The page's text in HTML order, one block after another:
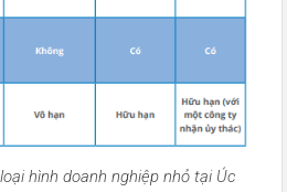
hình doanh nghiệp nhỏ tại Úc